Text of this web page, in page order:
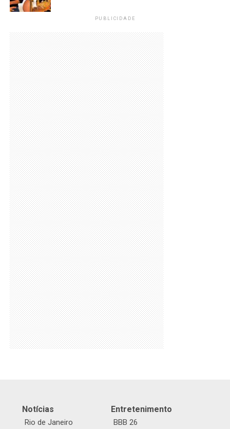
PUBLICIDADE
Notícias
Rio de Janeiro
Entretenimento
BBB 26